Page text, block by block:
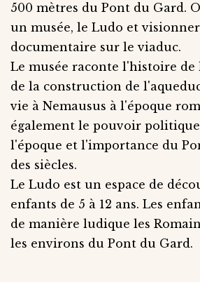
500 mètres du Pont du Gard.
un musée, le Ludo et
documentaire sur le viaduc.
Le musée raconte l'histoire
de la construction de
vie à Nemausus à l'époque
également le pouvoir
l'époque et l'importance du
des siècles.
Le Ludo est un espace de
enfants de 5 à 12 ans. Les
de manière ludique les
les environs du Pont du Gard.